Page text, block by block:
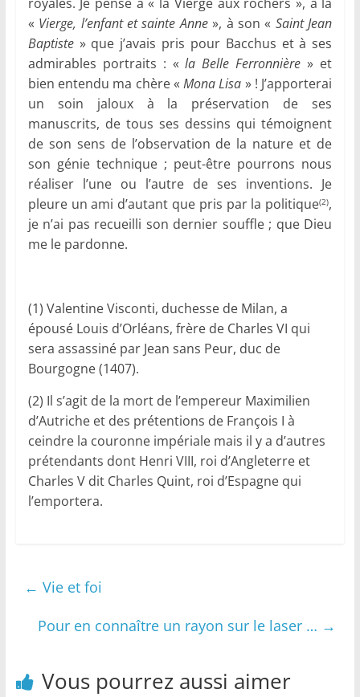
« Vierge, l’enfant et sainte Anne», à son « Saint Jean
Baptiste» que j’avais pris pour Bacchus et à ses
admirables portraits : «la Belle Ferronnière » et
bien entendu ma chère «Mona Lisa » ! J’apporterai
un soin jaloux à la préservation de ses
manuscrits, de tous ses dessins qui témoignent
de son sens de l’observation de la nature et de
son génie technique ; peut-être pourrons nous
réaliser l’une ou l’autre de ses inventions. Je
pleure un ami d’autant que pris par la politique(2),
je n’ai pas recueilli son dernier souffle ; que Dieu
me le pardonne.
(1) Valentine Visconti, duchesse de Milan, a
épousé Louis d’Orléans, frère de Charles VI qui
sera assassiné par Jean sans Peur, duc de
Bourgogne (1407).
(2) Il s’agit de la mort de l’empereur Maximilien
d’Autriche et des prétentions de François I à
ceindre la couronne impériale mais il y a d’autres
prétendants dont Henri VIII, roi d’Angleterre et
Charles V dit Charles Quint, roi d’Espagne qui
l’emportera.
← Vie et foi
Pour en connaître un rayon sur le laser … →
Vous pourrez aussi aimer